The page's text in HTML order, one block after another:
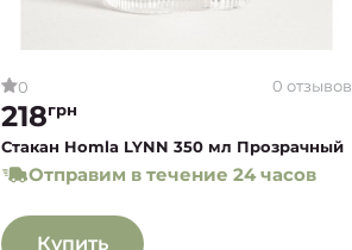
0 0 отзывов
218грн
Стакан Homla LYNN 350 мл Прозрачный
Отправим в течение 24 часов
Купить